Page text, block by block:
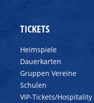
TICKETS
Heimspiele
Dauerkarten
Gruppen Vereine
Schulen
VIP-Tickets/Hospitality